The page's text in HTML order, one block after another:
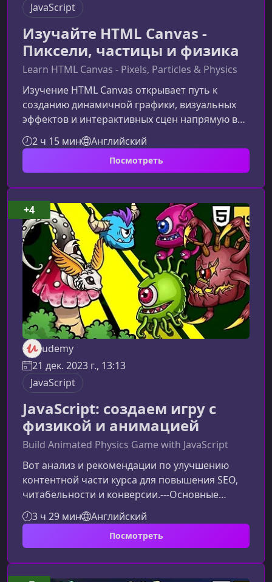
JavaScript
Изучайте HTML Canvas -
Пиксели, частицы и физика
Learn HTML Canvas - Pixels, Particles & Physics
Изучение HTML Canvas открывает путь к
созданию динамичной графики, визуальных
эффектов и интерактивных сцен напрямую в
браузере. Это идеальный выбор для тех, кто
хочет углубиться в креативное
программирование, анимации и современные
лишь чистый JavaScript.Что представляет
собой курсЭтот курс поможет вам освоить
базовые и продвинутые приёмы работы с
HTML Canvas без использования сторонних
библиотек. Мы пос
2 ч 15 мин Английский
Посмотреть
udemy
21 дек. 2023 г., 13:13
JavaScript
JavaScript: создаем игру с
физикой и анимацией
Build Animated Physics Game with JavaScript
Вот анализ и рекомендации по улучшению
контентной части курса для повышения SEO,
читабельности и конверсии.---Основные
сильные стороны:• Текст живой, понятный и
вовлекающий — хороший тон для курса по
разработке игр. • Много конкретики:
упомянуты техники, анимация, физика, работа
со спрайтами. • Есть перечисления, что
3 ч 29 мин Английский
Посмотреть
+4